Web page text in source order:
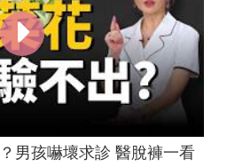
男孩嚇壞求診 醫脫褲一看